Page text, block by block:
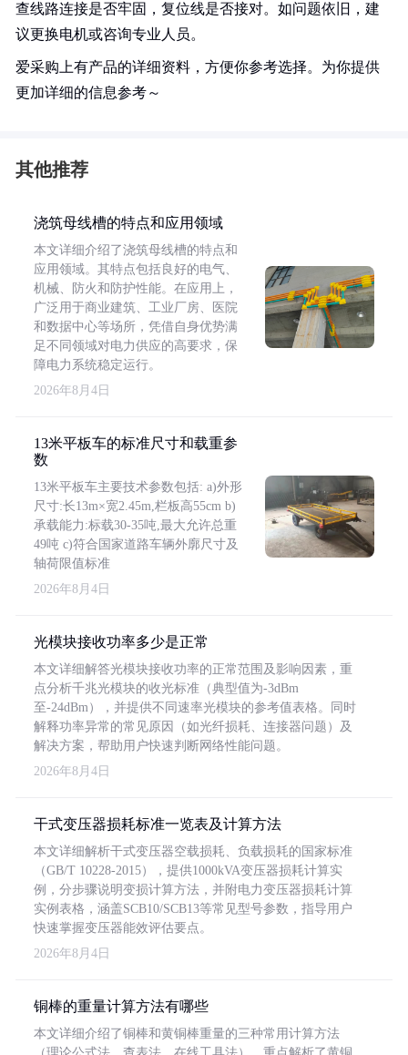
查线路连接是否牢固，复位线是否接对。如问题依旧，建
议更换电机或咨询专业人员。
爱采购上有产品的详细资料，方便你参考选择。为你提供
更加详细的信息参考～
其他推荐
浇筑母线槽的特点和应用领域
本文详细介绍了浇筑母线槽的特点和
应用领域。其特点包括良好的电气、
机械、防火和防护性能。在应用上，
广泛用于商业建筑、工业厂房、医院
和数据中心等场所，凭借自身优势满
足不同领域对电力供应的高要求，保
障电力系统稳定运行。
2026年8月4日
13米平板车的标准尺寸和载重参
数
13米平板车主要技术参数包括: a)外形
尺寸:长13m×宽2.45m,栏板高55cm b)
承载能力:标载30-35吨,最大允许总重
49吨 c)符合国家道路车辆外廓尺寸及
轴荷限值标准
2026年8月4日
光模块接收功率多少是正常
本文详细解答光模块接收功率的正常范围及影响因素，重
点分析千兆光模块的收光标准（典型值为-3dBm
至-24dBm），并提供不同速率光模块的参考值表格。同时
解释功率异常的常见原因（如光纤损耗、连接器问题）及
解决方案，帮助用户快速判断网络性能问题。
2026年8月4日
干式变压器损耗标准一览表及计算方法
本文详细解析干式变压器空载损耗、负载损耗的国家标准
（GB/T 10228-2015），提供1000kVA变压器损耗计算实
例，分步骤说明变损计算方法，并附电力变压器损耗计算
实例表格，涵盖SCB10/SCB13等常见型号参数，指导用户
快速掌握变压器能效评估要点。
2026年8月4日
铜棒的重量计算方法有哪些
本文详细介绍了铜棒和黄铜棒重量的三种常用计算方法